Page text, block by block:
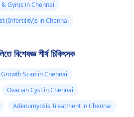
Gyn)s in Chennai
(Infertility)s in Chennai
বিশেষজ্ঞ শীর্ষ চিকিৎসক
Growth Scan in Chennai
Ovarian Cyst in Chennai
Adenomyosis Treatment in Chennai